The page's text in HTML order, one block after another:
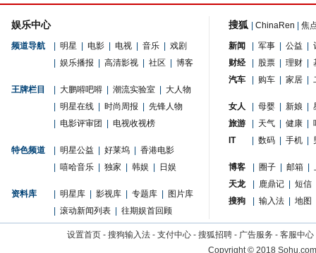
娱乐中心
频道导航 明星 电影 电视 音乐
戏剧
娱乐播报 高清影视 社区 博客
王牌栏目 大鹏嘚吧嘚 潮流实验室
大人物
明星在线 时尚周报
先锋人物
电影评审团 电视收视榜
特色频道 明星公益 好莱坞
香港电影
嘻哈音乐 独家 韩娱 日娱
资料库 明星库 影视库 专题库
图片库
滚动新闻列表 往期娱首回顾
搜狐 ChinaRen 焦
新闻 军事 公益
财经
股票 理财
汽车
购车 家居
女人 母婴 新娘
旅游
天气 健康
IT
数码 手机
博客 圈子 邮箱
天龙
鹿鼎记
短信
搜狗
输入法 地图
设置首页 - 搜狗输入法 - 支付中心 - 搜狐招聘 - 广告服务 - 客服中心
Copyright©2018